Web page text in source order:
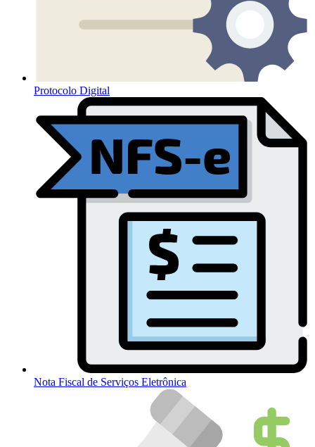
Protocolo Digital
Nota Fiscal de Serviços Eletrônica